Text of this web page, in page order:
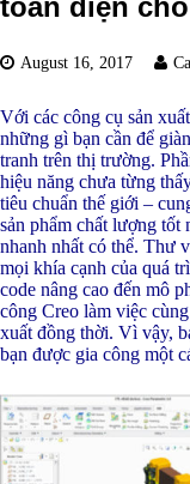
toàn diện
August 16, 2017
Với các công cụ sản
những gì bạn cần để
tranh trên thị trường.
hiệu năng chưa từng
tiêu chuẩn thế giới –
sản phẩm chất lượng tốt
nhanh nhất có thể. Thư
mọi khía cạnh của quá
code nâng cao đến mô
công Creo làm việc
xuất đồng thời. Vì vậy,
bạn được gia công một